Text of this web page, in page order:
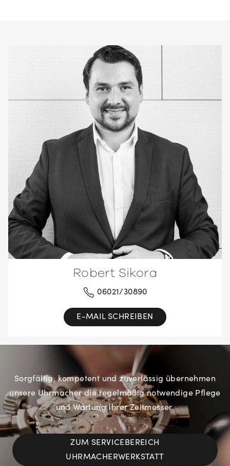
Robert Sikora
06021/30890
E-MAIL SCHREIBEN
Sorgfältig, kompetent und zuverlässig übernehmen
unsere Uhrmacher die regelmäßig notwendige Pflege
und Wartung Ihrer Zeitmesser.
ZUM SERVICEBEREICH
UHRMACHERWERKSTATT